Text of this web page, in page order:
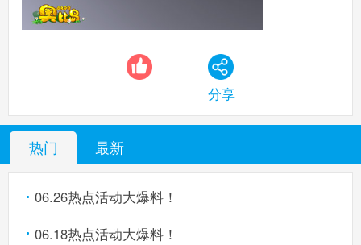
分享
热门 最新
06.26热点活动大爆料！
06.18热点活动大爆料！